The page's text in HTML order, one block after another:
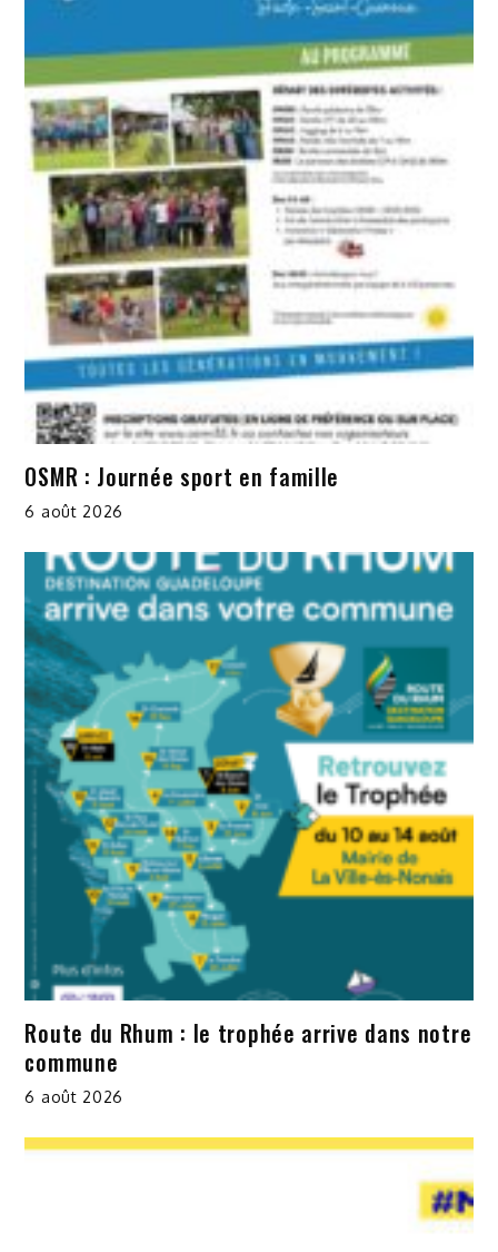
OSMR : Journée sport en famille
6 août 2026
Route du Rhum : le trophée arrive dans notre
commune
6 août 2026